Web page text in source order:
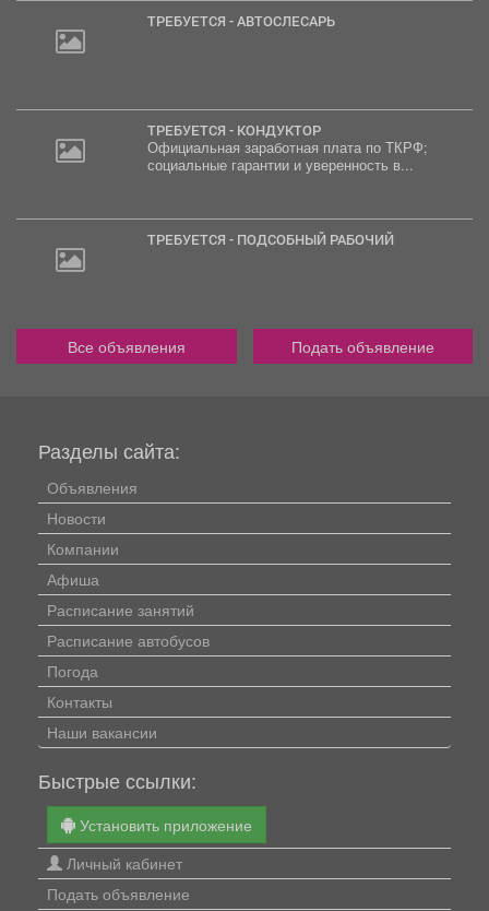
ТРЕБУЕТСЯ - АВТОСЛЕСАРЬ
ТРЕБУЕТСЯ - КОНДУКТОР
Официальная заработная плата по ТКРФ;
социальные гарантии и уверенность в...
ТРЕБУЕТСЯ - ПОДСОБНЫЙ РАБОЧИЙ
Все объявления Подать объявление
Разделы сайта:
Объявления
Новости
Компании
Афиша
Расписание занятий
Расписание автобусов
Погода
Контакты
Наши вакансии
Быстрые ссылки:
Установить приложение
Личный кабинет
Подать объявление